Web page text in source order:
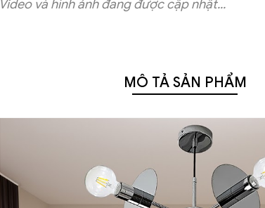
Video và hình ảnh đang được cập nhật...
MÔ TẢ SẢN PHẨM